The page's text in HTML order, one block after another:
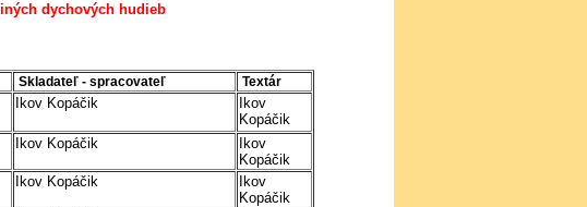
dychových hudieb
Skladateľ - spracovateľ
Textár
Ikov Kopáčik
Ikov
Kopáčik
Ikov Kopáčik
Ikov
Kopáčik
Ikov Kopáčik
Ikov
Kopáčik